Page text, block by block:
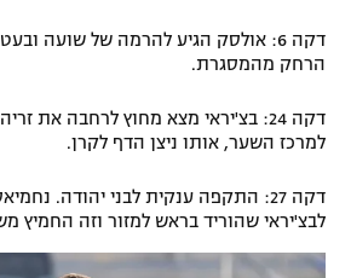
דקה 6: אולסק הגיע להרמה של שועה
הרחק מהמסגרת.
דקה 24: בצ'יראי מצא מחוץ לרחבה את
למרכז השער, אותו ניצן הדף לקרן.
דקה 27: התקפה ענקית לבני יהודה.
לבצ'יראי שהוריד בראש למזור וזה החמיץ